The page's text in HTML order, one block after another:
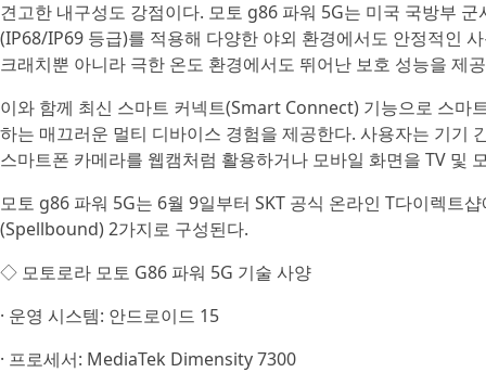
견고한 내구성도 강점이다. 모토 g86 파워 5G는 미국 국방부
(IP68/IP69 등급)를 적용해 다양한 야외 환경에서도 안정적인
크래치뿐 아니라 극한 온도 환경에서도 뛰어난 보호 성능을 제
이와 함께 최신 스마트 커넥트(Smart Connect) 기능으로 스마
하는 매끄러운 멀티 디바이스 경험을 제공한다. 사용자는 기기
스마트폰 카메라를 웹캠처럼 활용하거나 모바일 화면을 TV 및
모토 g86 파워 5G는 6월 9일부터 SKT 공식 온라인 T다이렉트
(Spellbound) 2가지로 구성된다.
◇ 모토로라 모토 G86 파워 5G 기술 사양
· 운영 시스템: 안드로이드 15
· 프로세서: MediaTek Dimensity 7300